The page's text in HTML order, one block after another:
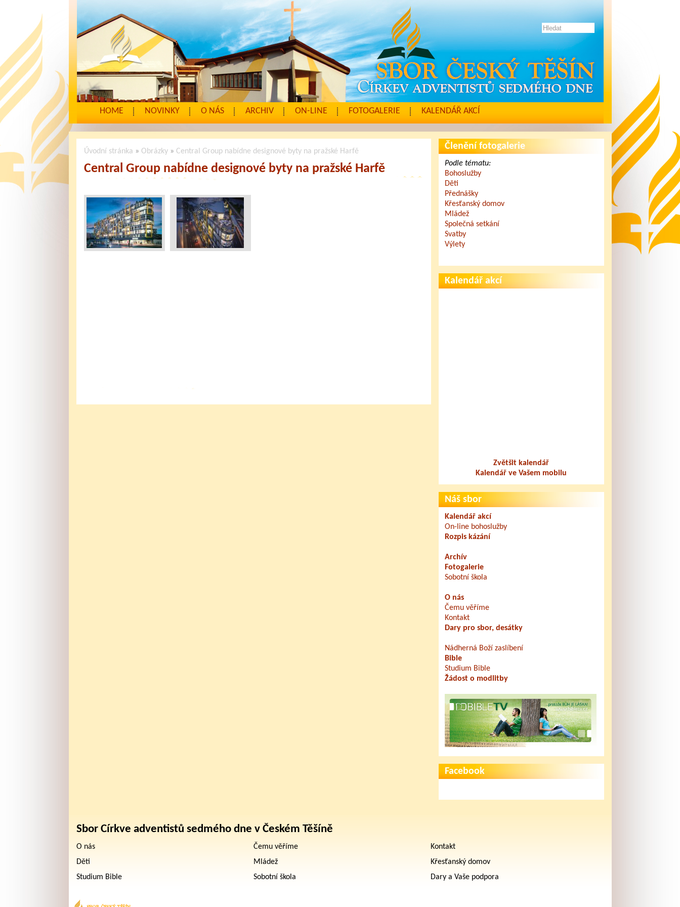
HOME NOVINKY O NÁS ARCHIV ON-LINE FOTOGALERIE KALENDÁŘ AKCÍ
Úvodní stránka » Obrázky» Central Group nabídne designové byty na pražské Harfě
Central Group nabídne designové byty na pražské Harfě
Členění fotogalerie
Podle tématu:
Bohoslužby
Děti
Přednášky
Křesťanský domov
Mládež
Společná setkání
Svatby
Výlety
Kalendář akcí
Zvětšit kalendář
Kalendář ve Vašem mobilu
Náš sbor
Kalendář akcí
On-line bohoslužby
Rozpis kázání
Archív
Fotogalerie
Sobotní škola
O nás
Čemu věříme
Kontakt
Dary pro sbor, desátky
Nádherná Boží zaslíbení
Bible
Studium Bible
Žádost o modlitby
Facebook
Sbor Církve adventistů sedmého dne v Českém Těšíně
O nás Čemu věříme
Kontakt
Děti
Mládež
Křesťanský domov
Studium Bible
Sobotní škola Dary a Vaše podpora